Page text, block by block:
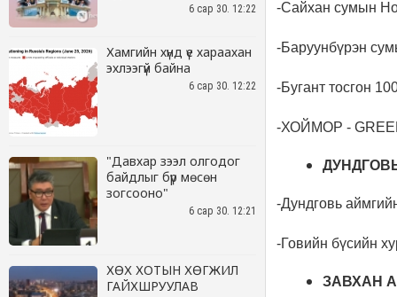
6 сар 30. 12:22
Хамгийн хүнд үе хараахан
эхлээгүй байна
6 сар 30. 12:22
"Давхар зээл олгодог
байдлыг бүр мөсөн
зогсооно"
6 сар 30. 12:21
ХӨХ ХОТЫН ХӨГЖИЛ
ГАЙХШРУУЛАВ